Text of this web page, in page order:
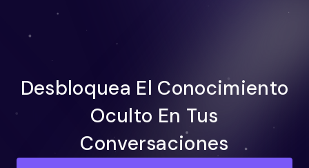
Desbloquea El Conocimiento
Oculto En Tus
Conversaciones